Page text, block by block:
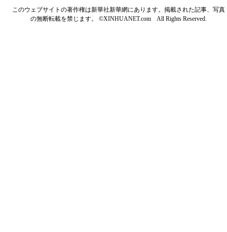
このウェブサイトの著作権は新華社新華網にあります。掲載された記事、写真
の無断転載を禁じます。 ©XINHUANET.com All Rights Reserved.